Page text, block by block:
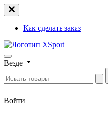
Как сделать заказ
Везде
Войти